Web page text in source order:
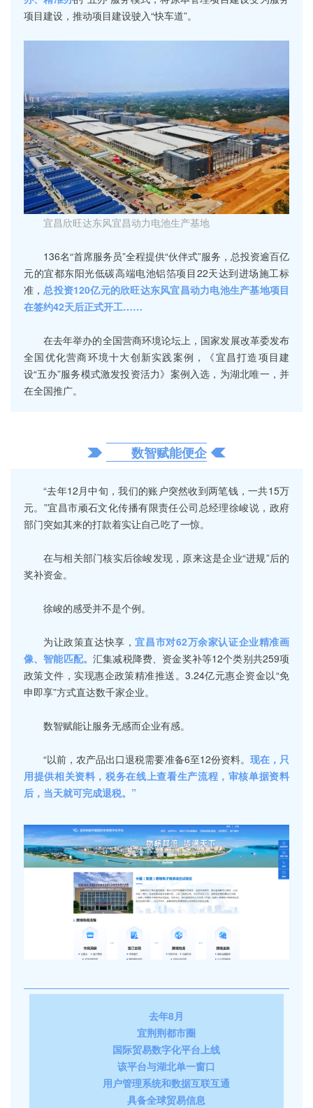
项目建设，推动项目建设驶入“快车道”。
宜昌欣旺达东风宜昌动力电池生产基地
136名“首席服务员”全程提供“伙伴式”服务，总投资逾百亿
元的宜都东阳光低碳高端电池铝箔项目22天达到进场施工标
准，总投资120亿元的欣旺达东风宜昌动力电池生产基地项目
在签约42天后正式开工……
在去年举办的全国营商环境论坛上，国家发展改革委发布
全国优化营商环境十大创新实践案例，《宜昌打造项目建
设“五办”服务模式激发投资活力》案例入选，为湖北唯一，并
在全国推广。
数智赋能便企
“去年12月中旬，我们的账户突然收到两笔钱，一共15万
元。”宜昌市顽石文化传播有限责任公司总经理徐峻说，政府
部门突如其来的打款着实让自己吃了一惊。
在与相关部门核实后徐峻发现，原来这是企业“进规”后的
奖补资金。
徐峻的感受并不是个例。
为让政策直达快享，宜昌市对62万余家认证企业精准画
像、智能匹配。汇集减税降费、资金奖补等12个类别共259项
政策文件，实现惠企政策精准推送。3.24亿元惠企资金以“免
申即享”方式直达数千家企业。
数智赋能让服务无感而企业有感。
“以前，农产品出口退税需要准备6至12份资料。 现在，只
用提供相关资料，税务在线上查看生产流程，审核单据资料
后，当天就可完成退税。”
去年8月
宜荆荆都市圈
国际贸易数字化平台上线
该平台与湖北单一窗口
用户管理系统和数据互联互通
具备全球贸易信息